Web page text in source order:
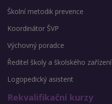
Školní metodik prevence
Koordinátor ŠVP
Výchovný poradce
Ředitel školy a školského zařízení
Logopedický asistent
Rekvalifikační kurzy